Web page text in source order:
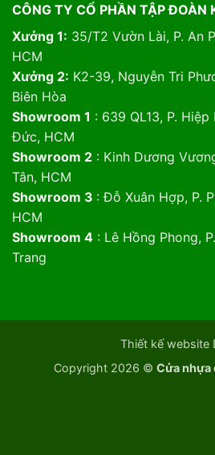
CÔNG TY CỔ PHẦN TẬP ĐOÀN
Xưởng 1: 35/T2 Vườn Lài, P. An
HCM
Xưởng 2: K2-39, Nguyễn Tri
Biên Hòa
Showroom 1 : 639 QL13, P. Hiệp
Đức, HCM
Showroom 2: Kinh Dương
Tân, HCM
Showroom 3 : Đỗ Xuân Hợp, P.
HCM
Showroom 4: Lê Hồng Phong,
Trang
Thiết kế website
Copyright 2026 © Cửa nhựa